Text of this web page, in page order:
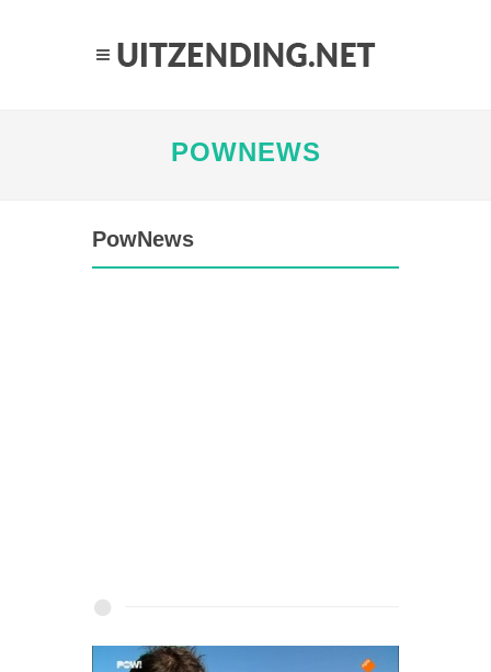
POWNEWS
PowNews